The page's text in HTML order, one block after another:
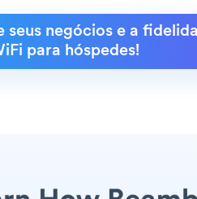
seus negócios e a
para hóspedes!